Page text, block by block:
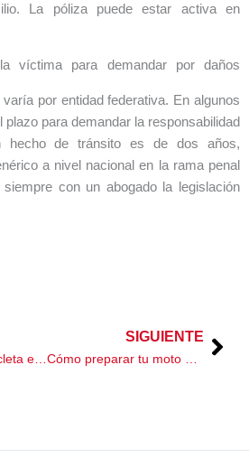
La póliza puede estar activa en
víctima para demandar por daños
por entidad federativa. En algunos
para demandar la responsabilidad
hecho de tránsito es de dos años,
a nivel nacional en la rama penal
con un abogado la legislación
SIGUIENTE